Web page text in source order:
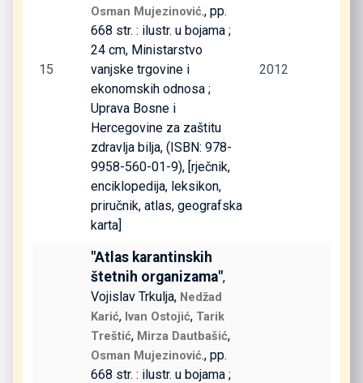
15
Osman Mujezinović., pp.
668 str. : ilustr. u bojama ;
24 cm, Ministarstvo
vanjske trgovine i
ekonomskih odnosa ;
Uprava Bosne i
Hercegovine za zaštitu
zdravlja bilja, (ISBN: 978-
9958-560-01-9), [rječnik,
enciklopedija, leksikon,
priručnik, atlas, geografska
karta]
2012
"Atlas karantinskih
štetnih organizama",
Vojislav Trkulja, Nedžad
Karić, Ivan Ostojić, Tarik
Treštić, Mirza Dautbašić,
Osman Mujezinović., pp.
668 str. : ilustr. u bojama ;